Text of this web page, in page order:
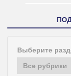
Выберите